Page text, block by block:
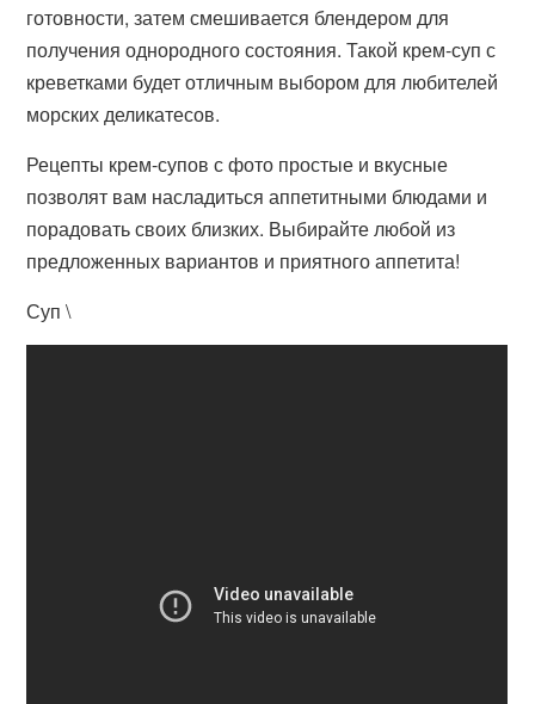
готовности, затем смешивается блендером для
получения однородного состояния. Такой крем-суп с
креветками будет отличным выбором для любителей
морских деликатесов.
Рецепты крем-супов с фото простые и вкусные
позволят вам насладиться аппетитными блюдами и
порадовать своих близких. Выбирайте любой из
предложенных вариантов и приятного аппетита!
Суп \